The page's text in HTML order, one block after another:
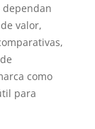
dependan
valor,
como
para